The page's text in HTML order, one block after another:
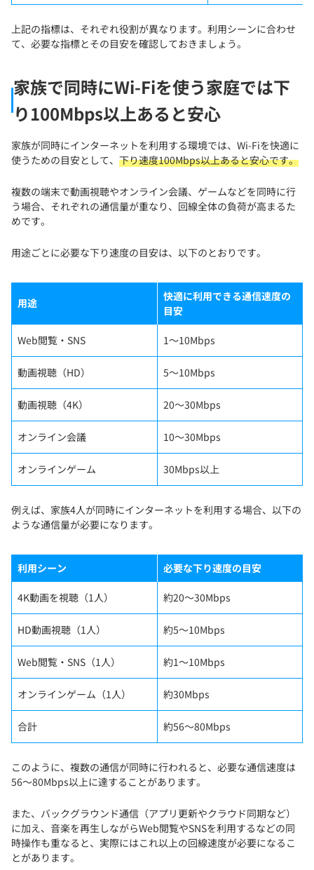
上記の指標は、それぞれ役割が異なります。利用シーンに合わせ
て、必要な指標とその目安を確認しておきましょう。
家族で同時にWi-Fiを使う家庭では下
り100Mbps以上あると安心
家族が同時にインターネットを利用する環境では、Wi-Fiを快適に
使うための目安として、 下り速度100Mbps以上あると安心です。
複数の端末で動画視聴やオンライン会議、ゲームなどを同時に行
う場合、それぞれの通信量が重なり、回線全体の負荷が高まるた
めです。
用途ごとに必要な下り速度の目安は、以下のとおりです。
用途
快適に利用できる通信速度の
目安
Web閲覧・SNS 1〜10Mbps
動画視聴（HD） 5〜10Mbps
動画視聴（4K） 20〜30Mbps
オンライン会議 10〜30Mbps
オンラインゲーム 30Mbps以上
例えば、家族4人が同時にインターネットを利用する場合、以下の
ような通信量が必要になります。
利用シーン 必要な下り速度の目安
4K動画を視聴（1人） 約20〜30Mbps
HD動画視聴（1人） 約5〜10Mbps
Web閲覧・SNS（1人） 約1〜10Mbps
オンラインゲーム（1人） 約30Mbps
合計 約56〜80Mbps
このように、複数の通信が同時に行われると、必要な通信速度は
56〜80Mbps以上に達することがあります。
また、バックグラウンド通信（アプリ更新やクラウド同期など）
に加え、音楽を再生しながらWeb閲覧やSNSを利用するなどの同
時操作も重なると、実際にはこれ以上の回線速度が必要になるこ
とがあります。